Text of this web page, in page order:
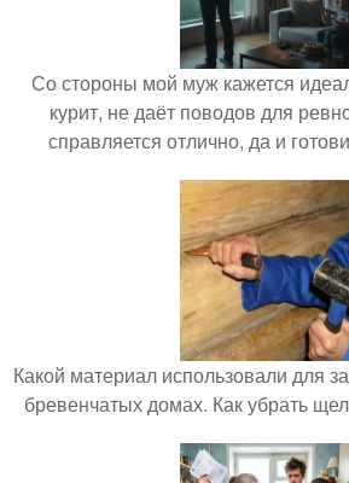
Со стороны мой муж кажется
курит, не даёт поводов для
справляется отлично, да и
Какой материал использовали для
бревенчатых домах. Как убрать